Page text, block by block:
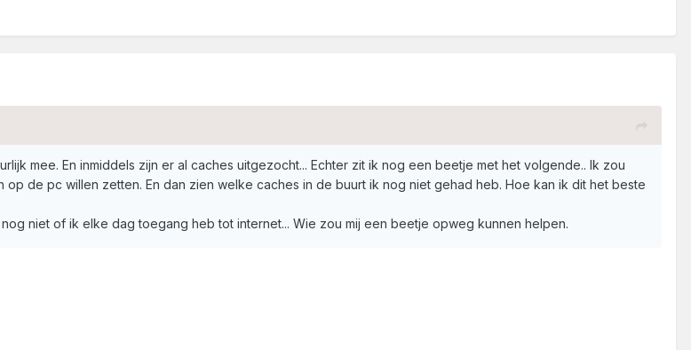
mee. En inmiddels zijn er al caches uitgezocht... Echter zit ik nog een beetje met het volgende.. Ik zou
de pc willen zetten. En dan zien welke caches in de buurt ik nog niet gehad heb. Hoe kan ik dit het beste
niet of ik elke dag toegang heb tot internet... Wie zou mij een beetje opweg kunnen helpen.